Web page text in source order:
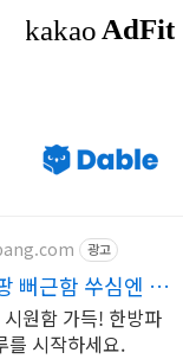
광고
뻐근함 쑤심엔 시
원함 가득! 한방파
를 시작하세요.